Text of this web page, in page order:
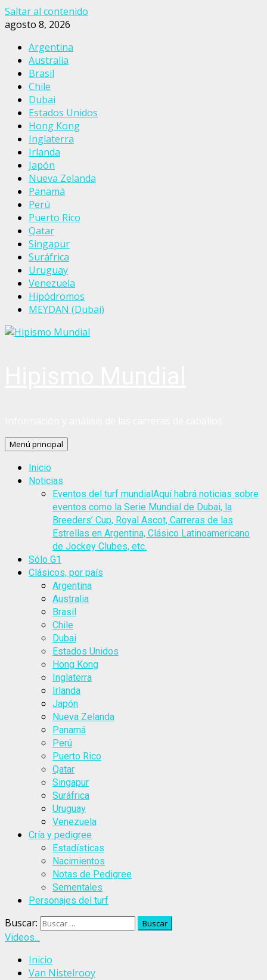
Saltar al contenido
agosto 8, 2026
Argentina
Australia
Brasil
Chile
Dubai
Estados Unidos
Hong Kong
Inglaterra
Irlanda
Japón
Nueva Zelanda
Panamá
Perú
Puerto Rico
Qatar
Singapur
Suráfrica
Uruguay
Venezuela
Hipódromos
MEYDAN (Dubai)
Menú principal
Inicio
Noticias
Eventos del turf mundialAquí habrá noticias sobre
eventos como la Serie Mundial de Dubai, la
Breeders’ Cup, Royal Ascot, Carreras de las
Estrellas en Argentina, Clásico Latinoamericano
de Jockey Clubes, etc.
Sólo G1
Clásicos, por país
Argentina
Australia
Brasil
Chile
Dubai
Estados Unidos
Hong Kong
Inglaterra
Irlanda
Japón
Nueva Zelanda
Panamá
Perú
Puerto Rico
Qatar
Singapur
Suráfrica
Uruguay
Venezuela
Cría y pedigree
Estadísticas
Nacimientos
Notas de Pedigree
Sementales
Personajes del turf
Buscar:
Videos...
Inicio
Van Nistelrooy